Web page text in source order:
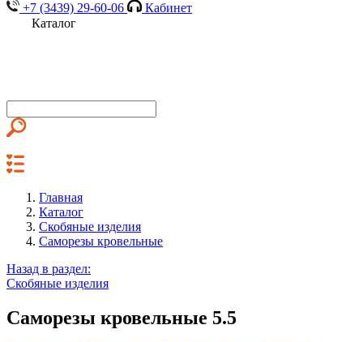
+7 (3439) 29-60-06
Кабинет
Каталог
Главная
Каталог
Скобяные изделия
Саморезы кровельные
Назад в раздел:
Скобяные изделия
Саморезы кровельные 5.5